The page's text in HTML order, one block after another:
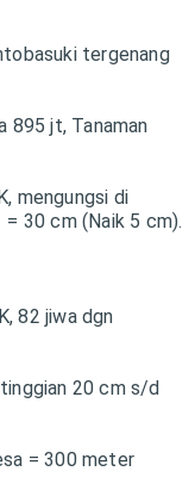
tergenang
895 jt, Tanaman
mengungsi di
30 cm (Naik 5 cm).
82 jiwa dgn
20 cm s/d
= 300 meter